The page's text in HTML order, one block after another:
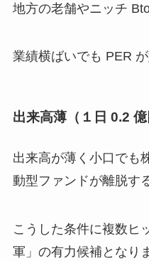
地方の老舗やニッチ
業績横ばいでも PER
出来高薄（１日 0.2 億
出来高が薄く小口でも
動型ファンドが離脱す
こうした条件に複数ヒ
軍」の有力候補となり